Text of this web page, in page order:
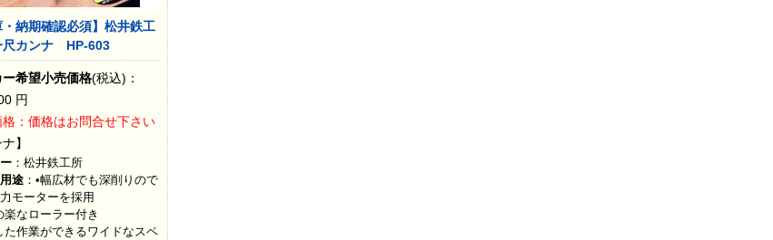
・納期確認必須】松井鉄工
カンナ HP-603
ー希望小売価格(税込)：
円
格：価格はお問合せ下さい
】
：松井鉄工所
途：•幅広材でも深削りので
モーターを採用
楽なローラー付き
た作業ができるワイドなスペ